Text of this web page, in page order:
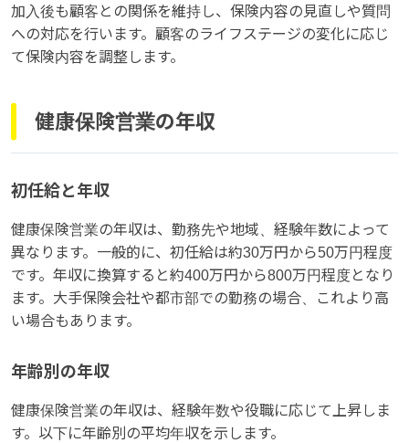
加入後も顧客との関係を維持し、保険内容の見直しや質問
への対応を行います。顧客のライフステージの変化に応じ
て保険内容を調整します。
健康保険営業の年収
初任給と年収
健康保険営業の年収は、勤務先や地域、経験年数によって
異なります。一般的に、初任給は約30万円から50万円程度
です。年収に換算すると約400万円から800万円程度となり
ます。大手保険会社や都市部での勤務の場合、これより高
い場合もあります。
年齢別の年収
健康保険営業の年収は、経験年数や役職に応じて上昇しま
す。以下に年齢別の平均年収を示します。